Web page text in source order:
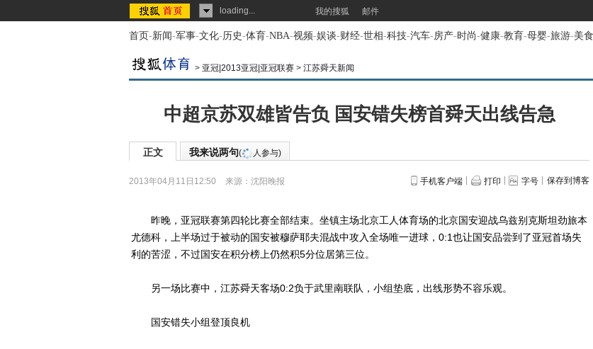
loading... 我的搜狐 邮件
首页-新闻-军事-文化-历史-体育-NBA-视频-娱谈-财经-世相-科技-汽车-房产-时尚-健康-教育-母婴-旅游-美食
> 亚冠|2013亚冠|亚冠联赛 > 江苏舜天新闻
中超京苏双雄皆告负 国安错失榜首舜天出线告急
正文 我来说两句( 人参与)
2013年04月11日12:50 来源： 沈阳晚报 手机客户端 打印 字号 保存到博客
昨晚，亚冠联赛第四轮比赛全部结束。坐镇主场北京工人体育场的北京国安迎战乌兹别克斯坦劲旅本
尤德科，上半场过于被动的国安被穆萨耶夫混战中攻入全场唯一进球，0:1也让国安品尝到了亚冠首场失
利的苦涩，不过国安在积分榜上仍然积5分位居第三位。
另一场比赛中，江苏舜天客场0:2负于武里南联队，小组垫底，出线形势不容乐观。
国安错失小组登顶良机